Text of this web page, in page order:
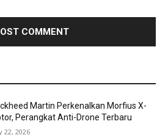
Martin Perkenalkan Morfius X-
Perangkat Anti-Drone Terbaru
22, 2026